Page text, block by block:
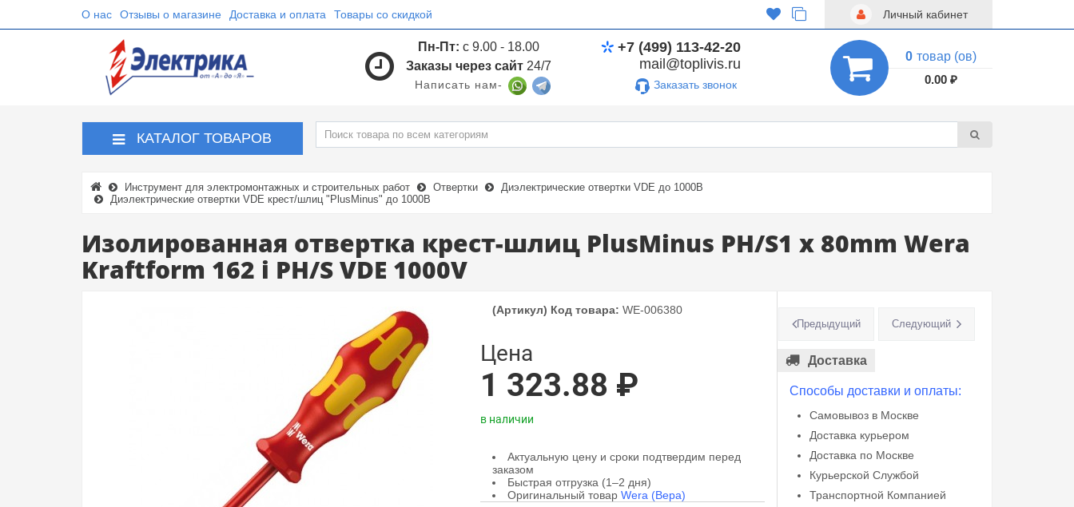
О нас Отзывы о магазине Доставка и оплата Товары со скидкой Личный кабинет
Пн-Пт: с 9.00 - 18.00
Заказы через сайт 24/7
Написать нам-
+7 (499) 113-42-20
mail@toplivis.ru
Заказать звонок
0 товар (ов)
0.00 ₽
КАТАЛОГ ТОВАРОВ
Инструмент для электромонтажных и строительных работ Отвертки
Диэлектрические отвертки VDE до 1000В
Диэлектрические отвертки VDE крест/шлиц "PlusMinus" до 1000В
Изолированная отвертка крест-шлиц PlusMinus PH/S1 x 80mm Wera
Kraftform 162 i PH/S VDE 1000V
(Артикул) Код товара: WE-006380
Цена
1 323.88 ₽
в наличии
Актуальную цену и сроки подтвердим перед
заказом
Быстрая отгрузка (1–2 дня)
Оригинальный товар Wera (Вера)
Предыдущий Следующий
Доставка
Способы доставки и оплаты:
Самовывоз в Москве
Доставка курьером
Доставка по Москве
Курьерской Службой
Транспортной Компанией